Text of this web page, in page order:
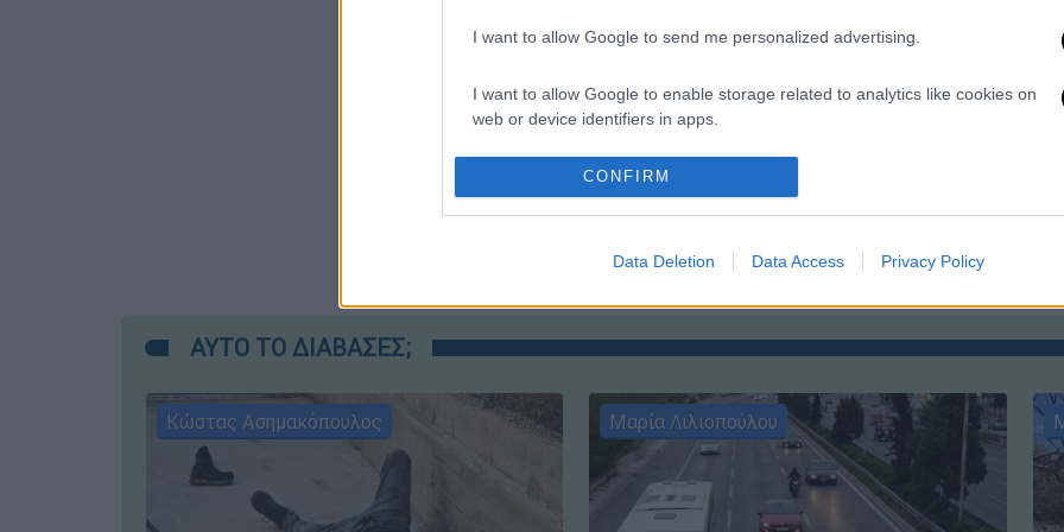
I want to allow Google to send me personalized advertising.
I want to allow Google to enable storage related to analytics like cookies on
web or device identifiers in apps.
I want to allow Google to enable storage related to functionality of the website
CONFIRM
Data Deletion Data Access Privacy Policy
ΑΥΤΟ ΤΟ ΔΙΑΒΑΣΕΣ;
Κώστας Ασημακόπουλος Μαρία Λιλιοπούλου